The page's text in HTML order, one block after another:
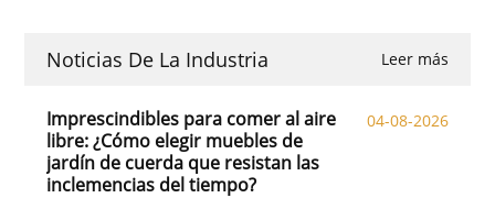
Noticias De La Industria Leer más
Imprescindibles para comer al aire
libre: ¿Cómo elegir muebles de
jardín de cuerda que resistan las
inclemencias del tiempo?
04-08-2026